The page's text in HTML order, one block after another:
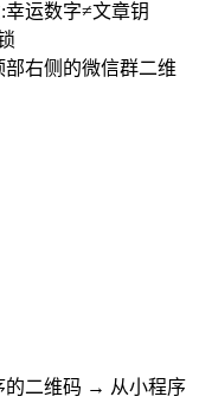
运数字≠文章钥
部右侧的微信群二维
的二维码 → 从小程序